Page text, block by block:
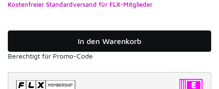
Kostenfreier Standardversand für FLX-Mitglieder
In den Warenkorb
Berechtigt für Promo-Code